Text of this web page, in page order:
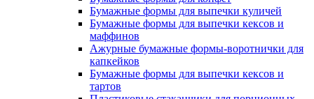
Бумажные формы для выпечки куличей
Бумажные формы для выпечки кексов и
маффинов
Ажурные бумажные формы-воротнички для
капкейков
Бумажные формы для выпечки кексов и
тартов